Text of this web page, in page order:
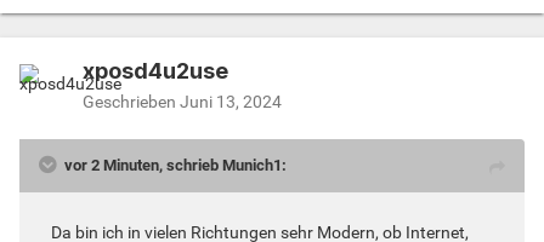
xposd4u2use
Geschrieben Juni 13, 2024
vor 2 Minuten, schrieb Munich1:
Da bin ich in vielen Richtungen sehr Modern, ob Internet,